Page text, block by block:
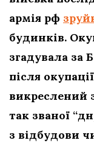
армія рф
будинків.
згадувала за
після
викреслений
так званої
з відбудови